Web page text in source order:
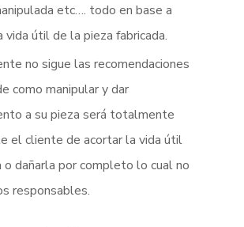
etc…. todo en base a
útil de la pieza fabricada.
no sigue las recomendaciones
como manipular y dar
a su pieza será totalmente
el cliente de acortar la vida útil
o dañarla por completo lo cual no
responsables.